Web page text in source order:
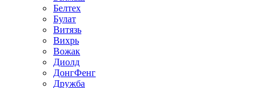
Белтех
Булат
Витязь
Вихрь
Вожак
Диолд
ДонгФенг
Дружба